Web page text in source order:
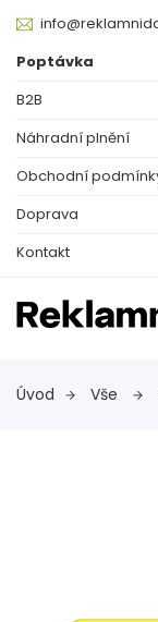
Poptávka
B2B
Náhradní plnění
Obchodní
Doprava
Kontakt
Úvod Vše